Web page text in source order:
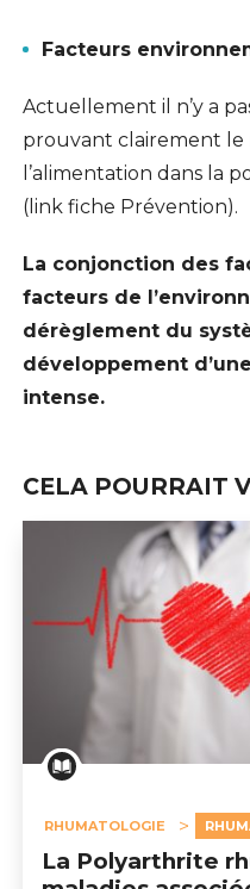
Facteurs
Actuellement il n’y a
prouvant clairement
l’alimentation dans la
(link fiche Prévention).
La conjonction des
facteurs de
dérèglement du
développement
intense.
CELA POURRAIT
RHUMATOLOGIE
La Polyarthrite